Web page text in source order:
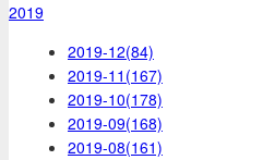
2019
2019-12(84)
2019-11(167)
2019-10(178)
2019-09(168)
2019-08(161)